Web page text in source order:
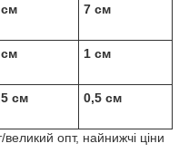
7 см
1 см
см 0,5 см
опт, найнижчі ціни